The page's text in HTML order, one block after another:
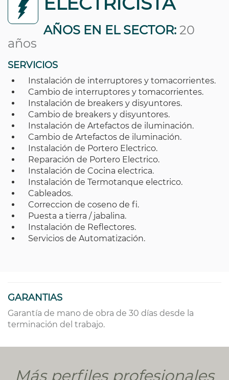
AÑOS EN EL SECTOR: 20
años
SERVICIOS
Instalación de interruptores y tomacorrientes.
Cambio de interruptores y tomacorrientes.
Instalación de breakers y disyuntores.
Cambio de breakers y disyuntores.
Instalación de Artefactos de iluminación.
Cambio de Artefactos de iluminación.
Instalación de Portero Electrico.
Reparación de Portero Electrico.
Instalación de Cocina electrica.
Instalación de Termotanque electrico.
Cableados.
Correccion de coseno de fi.
Puesta a tierra / jabalina.
Instalación de Reflectores.
Servicios de Automatización.
GARANTIAS
Garantía de mano de obra de 30 días desde la
terminación del trabajo.
Más perfiles profesionales